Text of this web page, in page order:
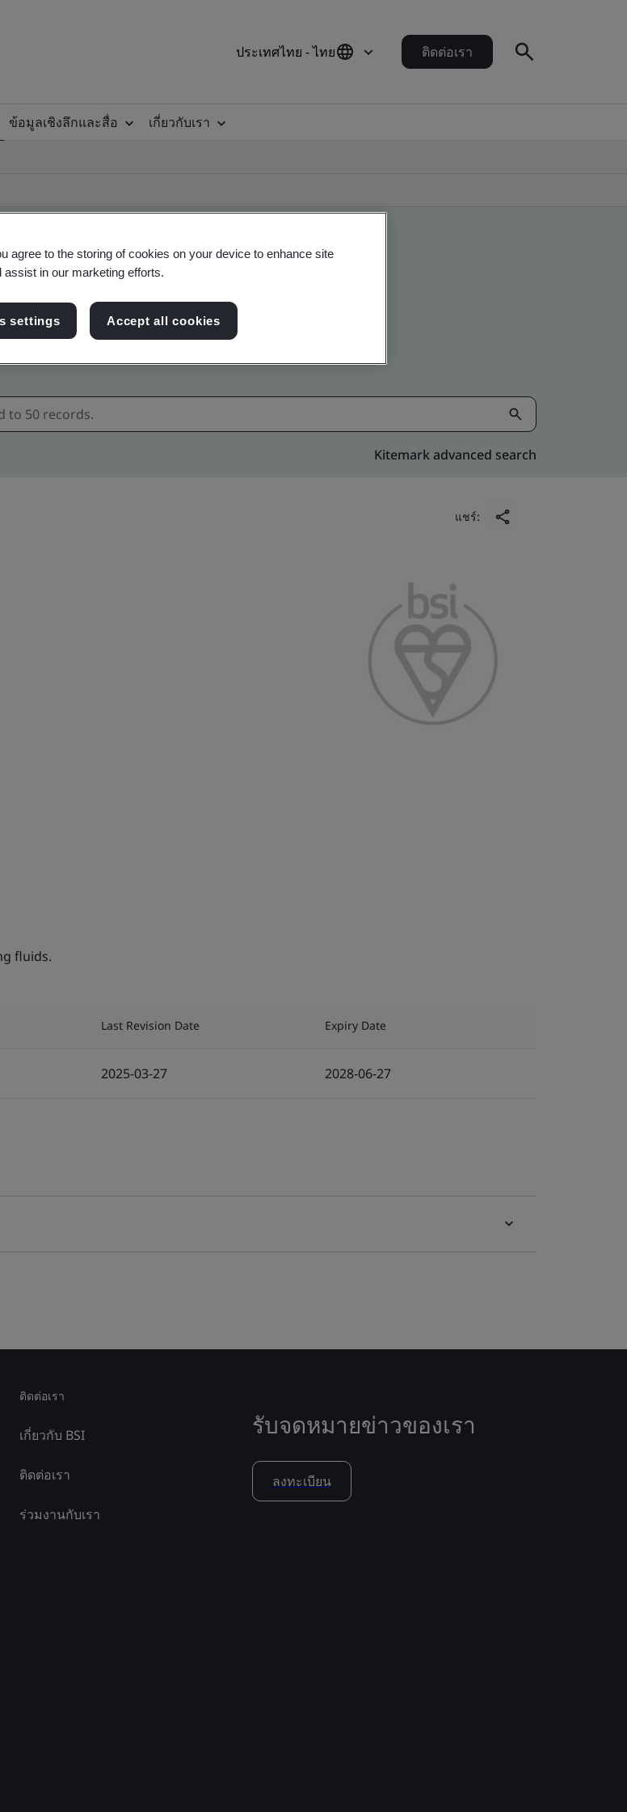
ประเทศไทย - ไทย ติดต่อเรา
ข้อมูลเชิงลึกและสื่อ
เกี่ยวกับเรา
and Verification
Kitemark advanced search
แชร์:
fluids.
Last Revision Date Expiry Date
2025-03-27 2028-06-27
ติดต่อเรา
เกี่ยวกับ BSI
ติดต่อเรา
ร่วมงานกับเรา
รับจดหมายข่าวของเรา
ลงทะเบียน
agree to the storing of cookies on your device to enhance site
in our marketing efforts.
settings Accept all cookies